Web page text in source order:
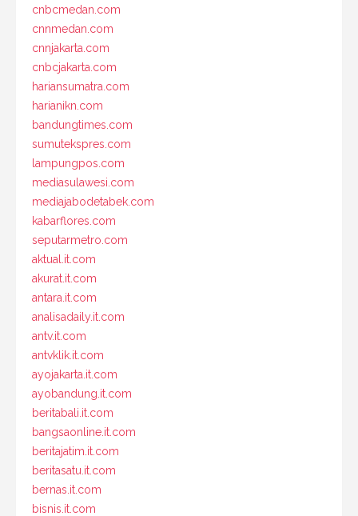
cnbcmedan.com
cnnmedan.com
cnnjakarta.com
cnbcjakarta.com
hariansumatra.com
harianikn.com
bandungtimes.com
sumutekspres.com
lampungpos.com
mediasulawesi.com
mediajabodetabek.com
kabarflores.com
seputarmetro.com
aktual.it.com
akurat.it.com
antara.it.com
analisadaily.it.com
antv.it.com
antvklik.it.com
ayojakarta.it.com
ayobandung.it.com
beritabali.it.com
bangsaonline.it.com
beritajatim.it.com
beritasatu.it.com
bernas.it.com
bisnis.it.com